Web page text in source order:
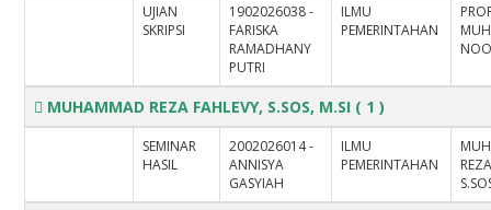
UJIAN
SKRIPSI
1902026038 -
FARISKA
RAMADHANY
PUTRI
ILMU
PEMERINTAHAN
MUHAMMAD REZA FAHLEVY, S.SOS, M.SI ( 1 )
SEMINAR
HASIL
2002026014 -
ANNISYA
GASYIAH
ILMU
PEMERINTAHAN